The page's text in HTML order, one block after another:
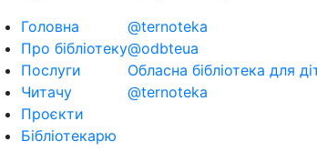
Головна
Про бібліотеку
Послуги
Читачу
Проєкти
Бібліотекарю
@ternoteka
@odbteua
Обласна бібліотека для
@ternoteka